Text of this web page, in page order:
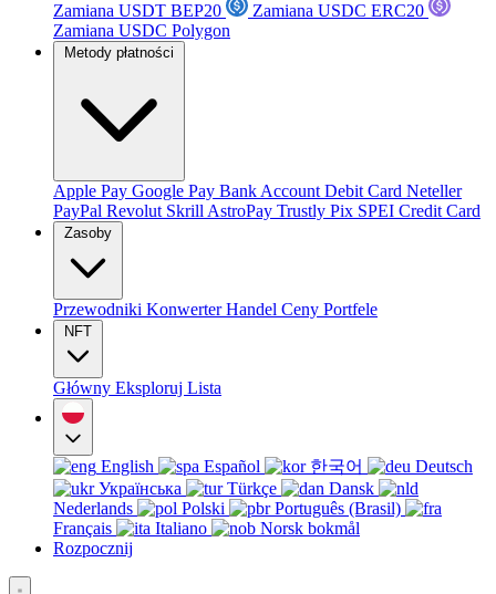
Zamiana USDT BEP20
Zamiana USDC ERC20
Zamiana USDC Polygon
Metody płatności
Apple Pay Google Pay Bank Account Debit Card Neteller
PayPal Revolut Skrill AstroPay Trustly Pix SPEI Credit Card
Zasoby
Przewodniki KonwerterHandel Ceny Portfele
NFT
Główny Eksploruj Lista
English Español 한국어
Deutsch
Українська
Türkçe
Dansk
Nederlands
Polski
Português (Brasil)
Français
Italiano
Norsk bokmål
Rozpocznij